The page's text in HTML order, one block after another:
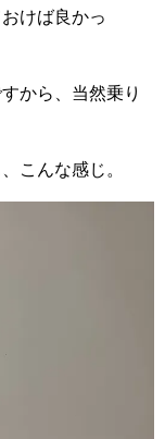
けば良かっ
から、当然乗り
こんな感じ。